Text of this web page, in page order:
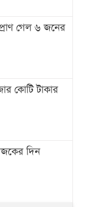
গেল ৬ জনের
কোটি টাকার
দিন